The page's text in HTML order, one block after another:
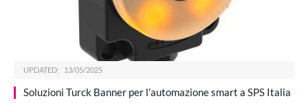
UPDATED: 13/05/2025
Soluzioni Turck Banner per l’automazione smart a SPS Italia